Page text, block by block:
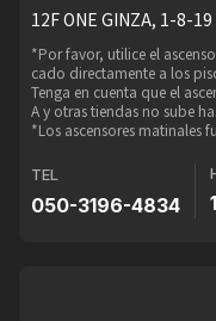
12F ONE GINZA, 1-8-
*Por favor, utilice el
cado directamente a los
Tenga en cuenta que el
A y otras tiendas no sube
*Los ascensores matinales
TEL
050-3196-4834